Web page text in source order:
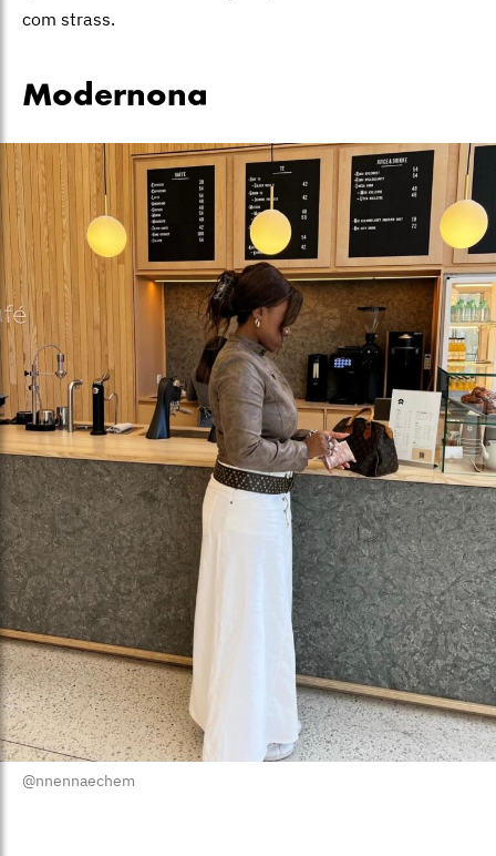
com strass.
Modernona
@nnennaechem